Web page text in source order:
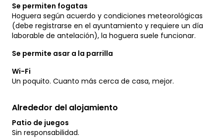
Se permiten fogatas
Hoguera según acuerdo y condiciones meteorológicas
(debe registrarse en el ayuntamiento y requiere un día
laborable de antelación), la hoguera suele funcionar.
Se permite asar a la parrilla
Wi-Fi
Un poquito. Cuanto más cerca de casa, mejor.
Alrededor del alojamiento
Patio de juegos
Sin responsabilidad.